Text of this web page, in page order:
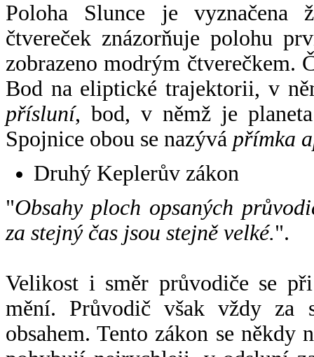
Poloha Slunce je vyznačena
čtvereček znázorňuje polohu
zobrazeno modrým čtverečkem.
Bod na eliptické trajektorii, v
přísluní, bod, v němž je
Spojnice obou se nazývá přímka
Druhý Keplerův zákon
"Obsahy ploch opsaných
za stejný čas jsou stejně velké.".
Velikost i směr průvodiče se
mění. Průvodič však vždy za
obsahem. Tento zákon se někdy